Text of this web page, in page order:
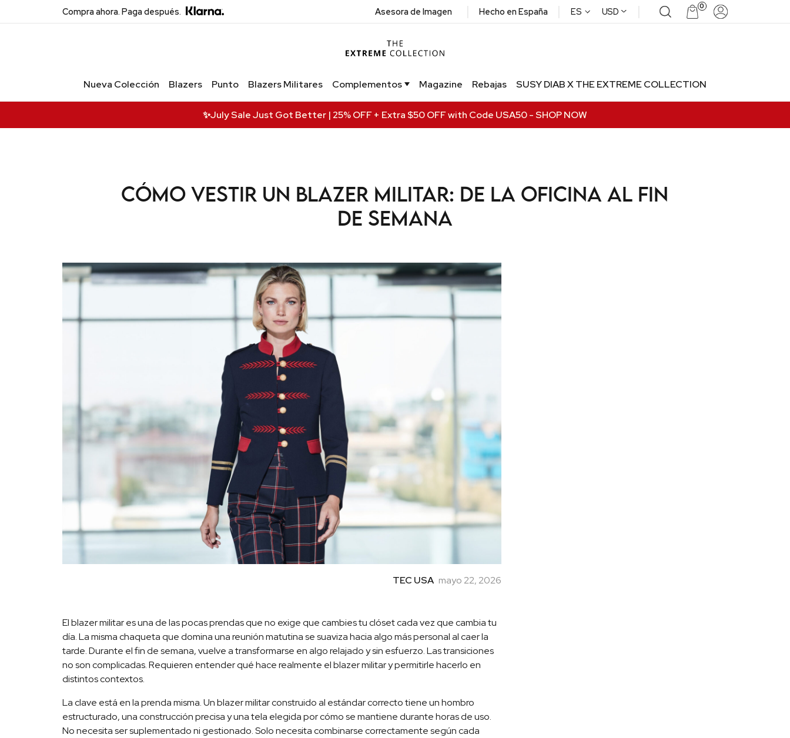
✨July Sale Just Got Better | 25% OFF + Extra $50 OFF with Code USA50- SHOP NOW
Compra ahora. Paga después. Asesora de Imagen | Hecho en España | ES USD ^ | 0
Nueva Colección Blazers Punto Blazers Militares Complementos Magazine Rebajas SUSY DIAB X THE EXTREME COLLECTION
Cómo vestir un blazer militar: de la oficina al fin
de semana
TEC USA mayo 22, 2026
El blazer militar es una de las pocas prendas que no exige que cambies tu clóset cada vez que cambia tu
día. La misma chaqueta que domina una reunión matutina se suaviza hacia algo más personal al caer la
tarde. Durante el fin de semana, vuelve a transformarse en algo relajado y sin esfuerzo. Las transiciones
no son complicadas. Requieren entender qué hace realmente el blazer militar y permitirle hacerlo en
distintos contextos.
La clave está en la prenda misma. Un blazer militar construido al estándar correcto tiene un hombro
estructurado, una construcción precisa y una tela elegida por cómo se mantiene durante horas de uso.
No necesita ser suplementado ni gestionado. Solo necesita combinarse correctamente según cada
Únete para recibir ofertas exclusivas,
Correo